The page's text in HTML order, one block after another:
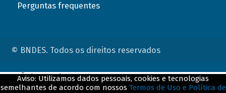
Perguntas frequentes
© BNDES. Todos os direitos reservados
Aviso: Utilizamos dados pessoais, cookies e tecnologias
semelhantes de acordo com nossos Termos de Uso e Política de
ConteÃºdo complementar